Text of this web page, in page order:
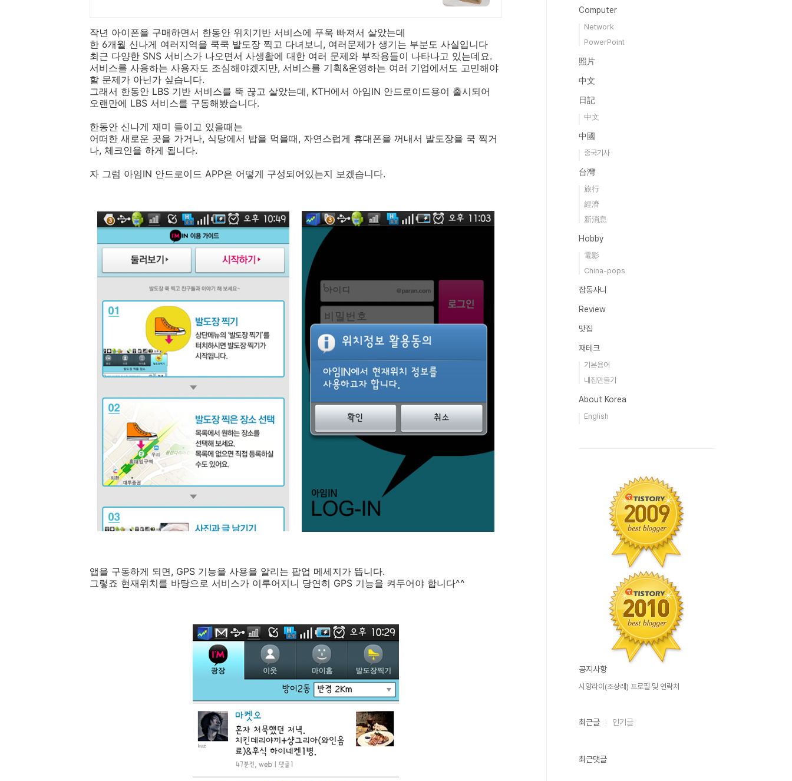
작년 아이폰을 구매하면서 한동안 위치기반 서비스에 푸욱 빠져서 살았는데
한 6개월 신나게 여러지역을 쿡쿡 발도장 찍고 다녀보니, 여러문제가 생기는 부분도 사실입니다
최근 다양한 SNS 서비스가 나오면서 사생활에 대한 여러 문제와 부작용들이 나타나고 있는데요.
서비스를 사용하는 사용자도 조심해야겠지만, 서비스를 기획&운영하는 여러 기업에서도 고민해야
할 문제가 아닌가 싶습니다.
그래서 한동안 LBS 기반 서비스를 뚝 끊고 살았는데, KTH에서 아임IN 안드로이드용이 출시되어
오랜만에 LBS 서비스를 구동해봤습니다.
한동안 신나게 재미 들이고 있을때는
어떠한 새로운 곳을 가거나, 식당에서 밥을 먹을때, 자연스럽게 휴대폰을 꺼내서 발도장을 쿡 찍거
나, 체크인을 하게 됩니다.
자 그럼 아임IN 안드로이드 APP은 어떻게 구성되어있는지 보겠습니다.
앱을 구동하게 되면, GPS 기능을 사용을 알리는 팝업 메세지가 뜹니다.
그렇죠 현재위치를 바탕으로 서비스가 이루어지니 당연히 GPS 기능을 켜두어야 합니다^^
Computer
Network
PowerPoint
照片
中文
日記
中文
中國
중국기사
台灣
旅行
經濟
新消息
Hobby
電影
China-pops
잡동사니
Review
맛집
재테크
기본용어
내집만들기
About Korea
English
공지사항
시앙라이(조상래) 프로필 및 연락처
최근글 인기글
최근댓글